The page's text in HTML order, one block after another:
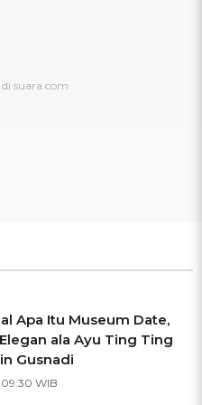
Apa Itu Museum Date,
ala Ayu Ting Ting
Gusnadi
09:30 WIB